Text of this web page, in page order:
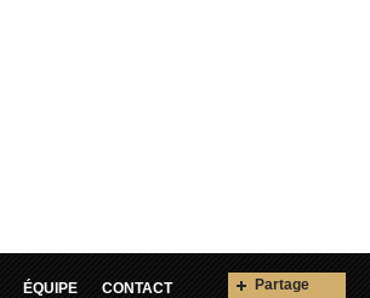
ÉQUIPE CONTACT Partage